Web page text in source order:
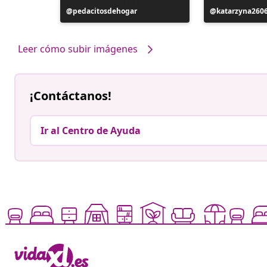
Publicación
realizada
pedacitosdehogar
Publicación
realizada
Leer cómo subir imágenes
¡Contáctanos!
Ir al Centro de Ayuda